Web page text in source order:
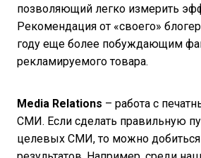
позволяющий легко измерить
Рекомендация от «своего»
году еще более побуждающим
рекламируемого товара.
Media Relations – работа с
СМИ. Если сделать правильную
целевых СМИ, то можно